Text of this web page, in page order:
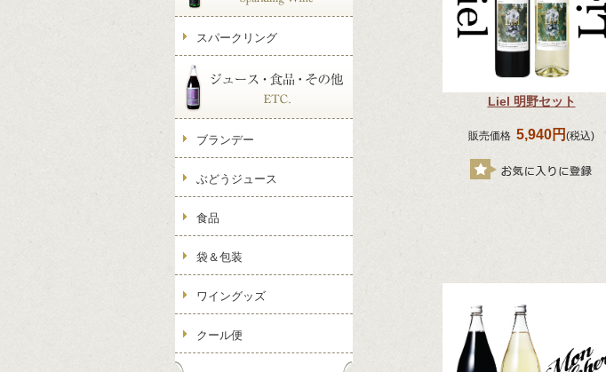
スパークリング
ブランデー
ぶどうジュース
食品
袋＆包装
ワイングッズ
クール便
Liel 明野セット
販売価格 5,940円 (税込)